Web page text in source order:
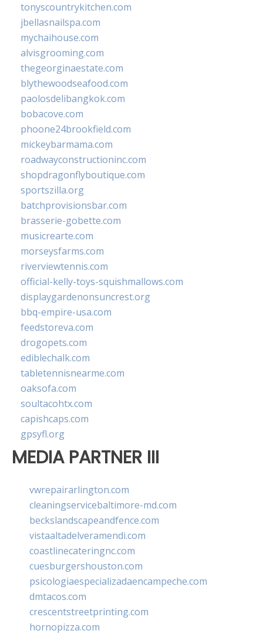
tonyscountrykitchen.com
jbellasnailspa.com
mychaihouse.com
alvisgrooming.com
thegeorginaestate.com
blythewoodseafood.com
paolosdelibangkok.com
bobacove.com
phoone24brookfield.com
mickeybarmama.com
roadwayconstructioninc.com
shopdragonflyboutique.com
sportszilla.org
batchprovisionsbar.com
brasserie-gobette.com
musicrearte.com
morseysfarms.com
riverviewtennis.com
official-kelly-toys-squishmallows.com
displaygardenonsuncrest.org
bbq-empire-usa.com
feedstoreva.com
drogopets.com
ediblechalk.com
tabletennisnearme.com
oaksofa.com
soultacohtx.com
capishcaps.com
gpsyfl.org
MEDIA PARTNER III
vwrepairarlington.com
cleaningservicebaltimore-md.com
beckslandscapeandfence.com
vistaaltadelveramendi.com
coastlinecateringnc.com
cuesburgershouston.com
psicologiaespecializadaencampeche.com
dmtacos.com
crescentstreetprinting.com
hornopizza.com